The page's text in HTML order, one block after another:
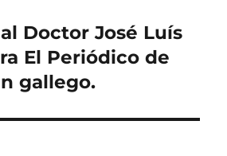
Doctor José Luís
El Periódico de
gallego.